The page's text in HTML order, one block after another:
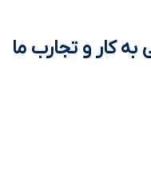
به کار و تجارب ما